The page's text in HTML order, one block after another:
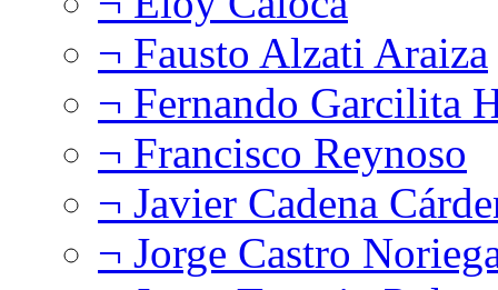
¬ Fausto Alzati Araiza
¬ Fernando Garcilita
¬ Francisco Reynoso
¬ Javier Cadena
¬ Jorge Castro